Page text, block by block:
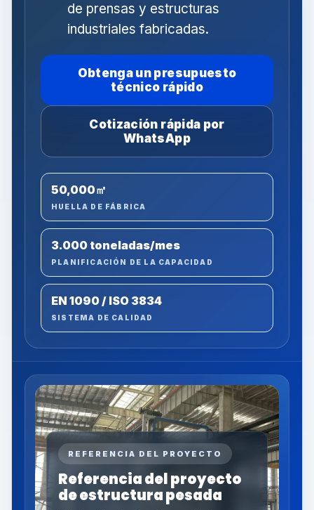
de prensas y estructuras
industriales fabricadas.
Obtenga un presupuesto
técnico rápido
Cotización rápida por
WhatsApp
50,000㎡
HUELLA DE FÁBRICA
3.000 toneladas/mes
PLANIFICACIÓN DE LA CAPACIDAD
EN 1090 / ISO 3834
SISTEMA DE CALIDAD
REFERENCIA DEL PROYECTO
Referencia del proyecto
de estructura pesada